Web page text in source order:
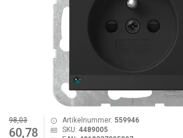
98,03
60,78
Artikelnummer: 559946
SKU: 4489005